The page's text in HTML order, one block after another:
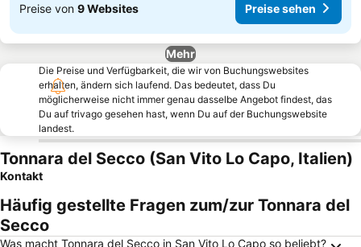
Preise von 9 Websites Preise sehen
Mehr
Die Preise und Verfügbarkeit, die wir von Buchungswebsites
erhalten, ändern sich laufend. Das bedeutet, dass Du
möglicherweise nicht immer genau dasselbe Angebot findest, das
Du auf trivago gesehen hast, wenn Du auf der Buchungswebsite
landest.
Tonnara del Secco (San Vito Lo Capo, Italien)
Kontakt
Häufig gestellte Fragen zum/zur Tonnara del
Secco
Was macht Tonnara del Secco in San Vito Lo Capo so beliebt?